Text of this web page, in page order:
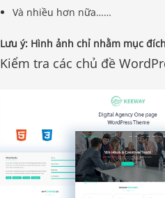
Và nhiều hơn nữa……
Lưu ý: Hình ảnh chỉ nhằm mục
Kiểm tra các chủ đề